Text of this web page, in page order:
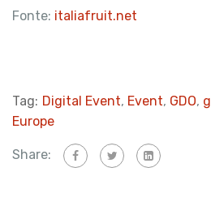
Fonte: italiafruit.net
Tag: Digital Event, Event, GDO,
Europe
Share: